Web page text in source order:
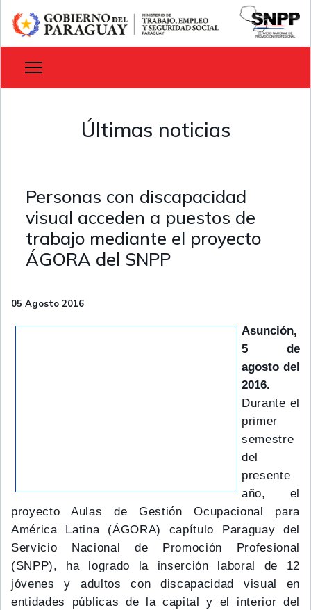
Últimas noticias
Personas con discapacidad
visual acceden a puestos de
trabajo mediante el proyecto
ÁGORA del SNPP
05 Agosto 2016
Asunción,
5 de
agosto del
2016.
Durante el
primer
semestre
del
presente
año, el
proyecto Aulas de Gestión Ocupacional para
América Latina (ÁGORA) capítulo Paraguay del
Servicio Nacional de Promoción Profesional
(SNPP), ha logrado la inserción laboral de 12
jóvenes y adultos con discapacidad visual en
entidades públicas de la capital y el interior del